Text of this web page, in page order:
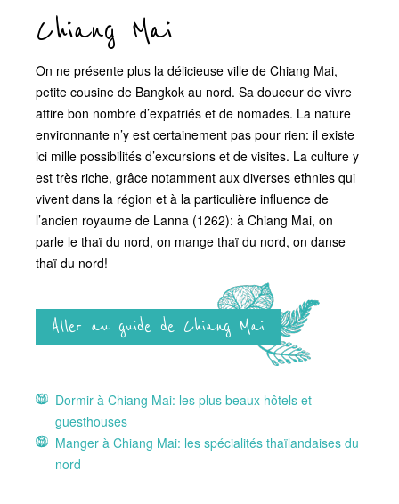
Chiang Mai
On ne présente plus la délicieuse ville de Chiang Mai,
petite cousine de Bangkok au nord. Sa douceur de vivre
attire bon nombre d’expatriés et de nomades. La nature
environnante n’y est certainement pas pour rien: il existe
ici mille possibilités d’excursions et de visites. La culture y
est très riche, grâce notamment aux diverses ethnies qui
vivent dans la région et à la particulière influence de
l’ancien royaume de Lanna (1262): à Chiang Mai, on
parle le thaï du nord, on mange thaï du nord, on danse
thaï du nord!
Aller au guide de Chiang Mai
Dormir à Chiang Mai: les plus beaux hôtels et
guesthouses
Manger à Chiang Mai: les spécialités thaïlandaises du
nord